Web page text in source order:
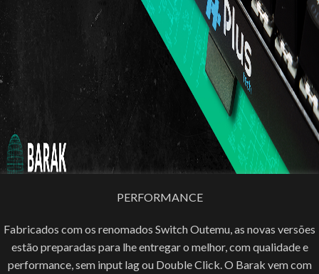
PERFORMANCE
Fabricados com os renomados Switch Outemu, as novas versões
estão preparadas para lhe entregar o melhor, com qualidade e
performance, sem input lag ou Double Click. O Barak vem com